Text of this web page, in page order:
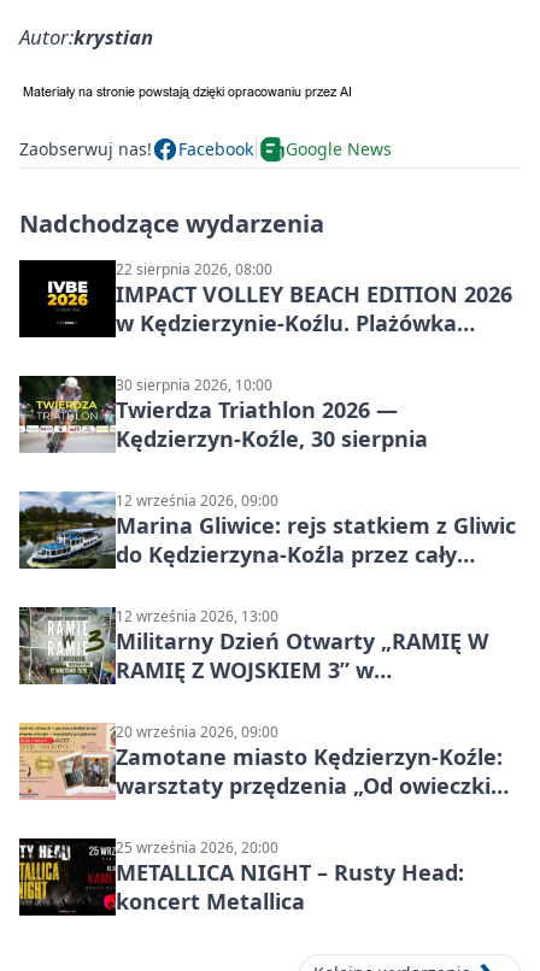
Autor:krystian
Zaobserwuj nas! Facebook Google News
Nadchodzące wydarzenia
22 sierpnia 2026, 08:00
IMPACT VOLLEY BEACH EDITION 2026
w Kędzierzynie-Koźlu. Plażówka
30 sierpnia 2026, 10:00
Twierdza Triathlon 2026 —
Kędzierzyn-Koźle, 30 sierpnia
12 września 2026, 09:00
Marina Gliwice: rejs statkiem z Gliwic
do Kędzierzyna-Koźla przez cały
12 września 2026, 13:00
Militarny Dzień Otwarty „RAMIĘ W
RAMIĘ Z WOJSKIEM 3” w
20 września 2026, 09:00
Zamotane miasto Kędzierzyn-Koźle:
warsztaty przędzenia „Od owieczki
25 września 2026, 20:00
METALLICA NIGHT – Rusty Head:
koncert Metallica